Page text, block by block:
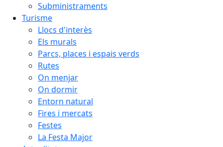
Subministraments
Turisme
Llocs d'interès
Els murals
Parcs, places i espais verds
Rutes
On menjar
On dormir
Entorn natural
Fires i mercats
Festes
La Festa Major